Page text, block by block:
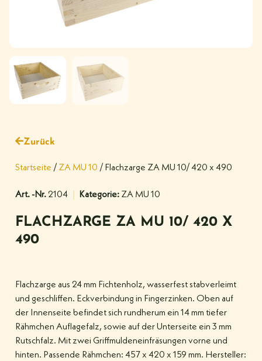
Zurück
Startseite / ZA MU 10 / Flachzarge ZA MU 10/ 420 x 490
Art. -Nr.2104 Kategorie: ZA MU 10
FLACHZARGE ZA MU 10/ 420 X
490
Flachzarge aus 24 mm Fichtenholz, wasserfest stabverleimt
und geschliffen. Eckverbindung in Fingerzinken. Oben auf
der Innenseite befindet sich rundherum ein 14 mm tiefer
Rähmchen Auflagefalz, sowie auf der Unterseite ein 3 mm
Rutschfalz. Mit zwei Griffmuldeneinfräsungen vorne und
hinten. Passende Rähmchen: 457 x 420 x 159 mm. Hersteller: